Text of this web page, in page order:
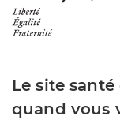
Le site
quand vous